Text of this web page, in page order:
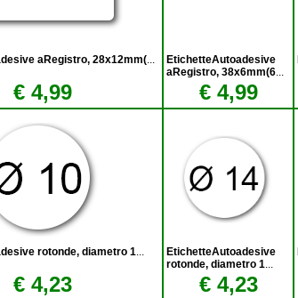
aRegistro, 28x12mm(...
€ 4,99
EtichetteAutoadesive
aRegistro, 38x6mm(6...
€ 4,99
rotonde, diametro 1...
€ 4,23
EtichetteAutoadesive
rotonde, diametro 1...
€ 4,23